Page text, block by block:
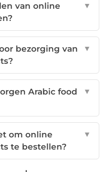
van online
▼
bezorging van
▼
Arabic food
▼
om online
te bestellen?
▼